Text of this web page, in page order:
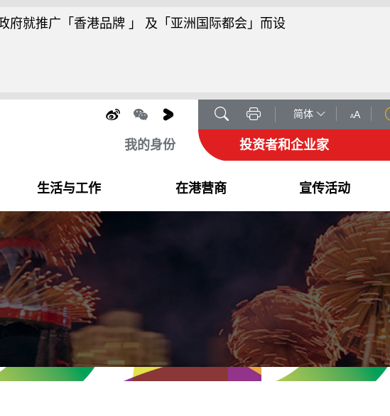
府就推广「香港品牌 」 及「亚洲国际都会」而设
简体
我的身份 投资者和企业家
生活与工作 在港营商 宣传活动